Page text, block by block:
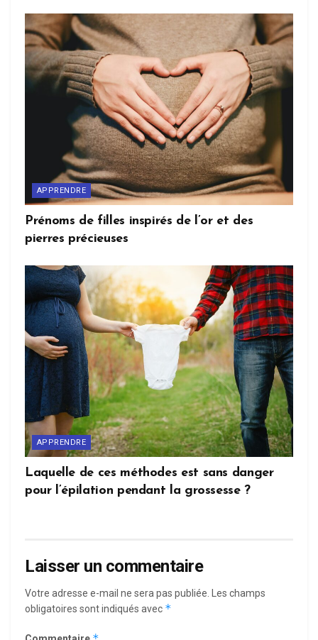
APPRENDRE
Prénoms de filles inspirés de l’or et des
pierres précieuses
APPRENDRE
Laquelle de ces méthodes est sans danger
pour l’épilation pendant la grossesse ?
Laisser un commentaire
Votre adresse e-mail ne sera pas publiée.
Les champs
obligatoires sont indiqués avec *